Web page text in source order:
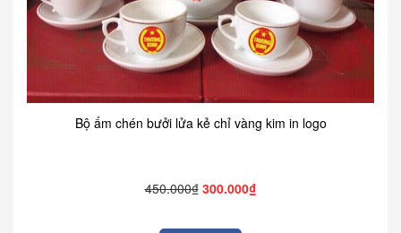
Bộ ấm chén bưởi lửa kẻ chỉ vàng kim in logo
450.000₫ 300.000₫